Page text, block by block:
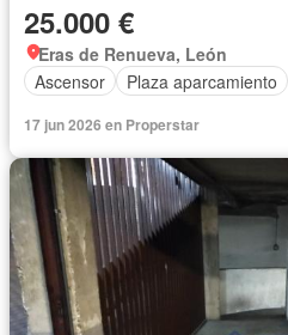
25.000 €
Eras de Renueva, León
Ascensor
Plaza aparcamiento
17 jun 2026 en Properstar